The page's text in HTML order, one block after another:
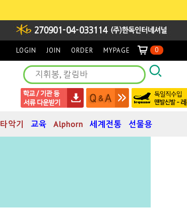
LOGIN JOIN ORDER MYPAGE 0
타악기 교육 Alphorn 세계전통 선물용